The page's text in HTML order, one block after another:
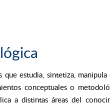
que estudia, sintetiza,
conceptuales o
a distintas áreas del